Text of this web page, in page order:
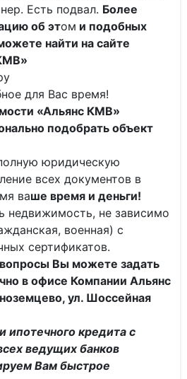
Есть подвал. Более
об этом и подобных
найти на сайте
для Вас время!
«Альянс КМВ»
подобрать объект
юридическую
всех документов в
ваше время и деньги!
недвижимость, не зависимо
военная) с
сертификатов.
Вы можете задать
в офисе Компании Альянс
ул. Шоссейная
кредита с
ведущих банков
Вам быстрое